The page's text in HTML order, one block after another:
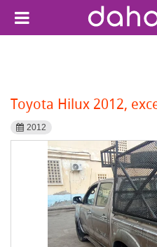
Toyota Hilux 2012,
2012